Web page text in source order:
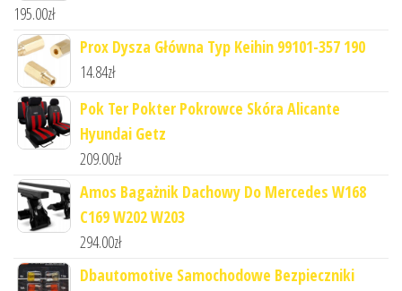
195.00zł
Prox Dysza Główna Typ Keihin 99101-357 190
14.84zł
Pok Ter Pokter Pokrowce Skóra Alicante
Hyundai Getz
209.00zł
Amos Bagażnik Dachowy Do Mercedes W168
C169 W202 W203
294.00zł
Dbautomotive Samochodowe Bezpieczniki